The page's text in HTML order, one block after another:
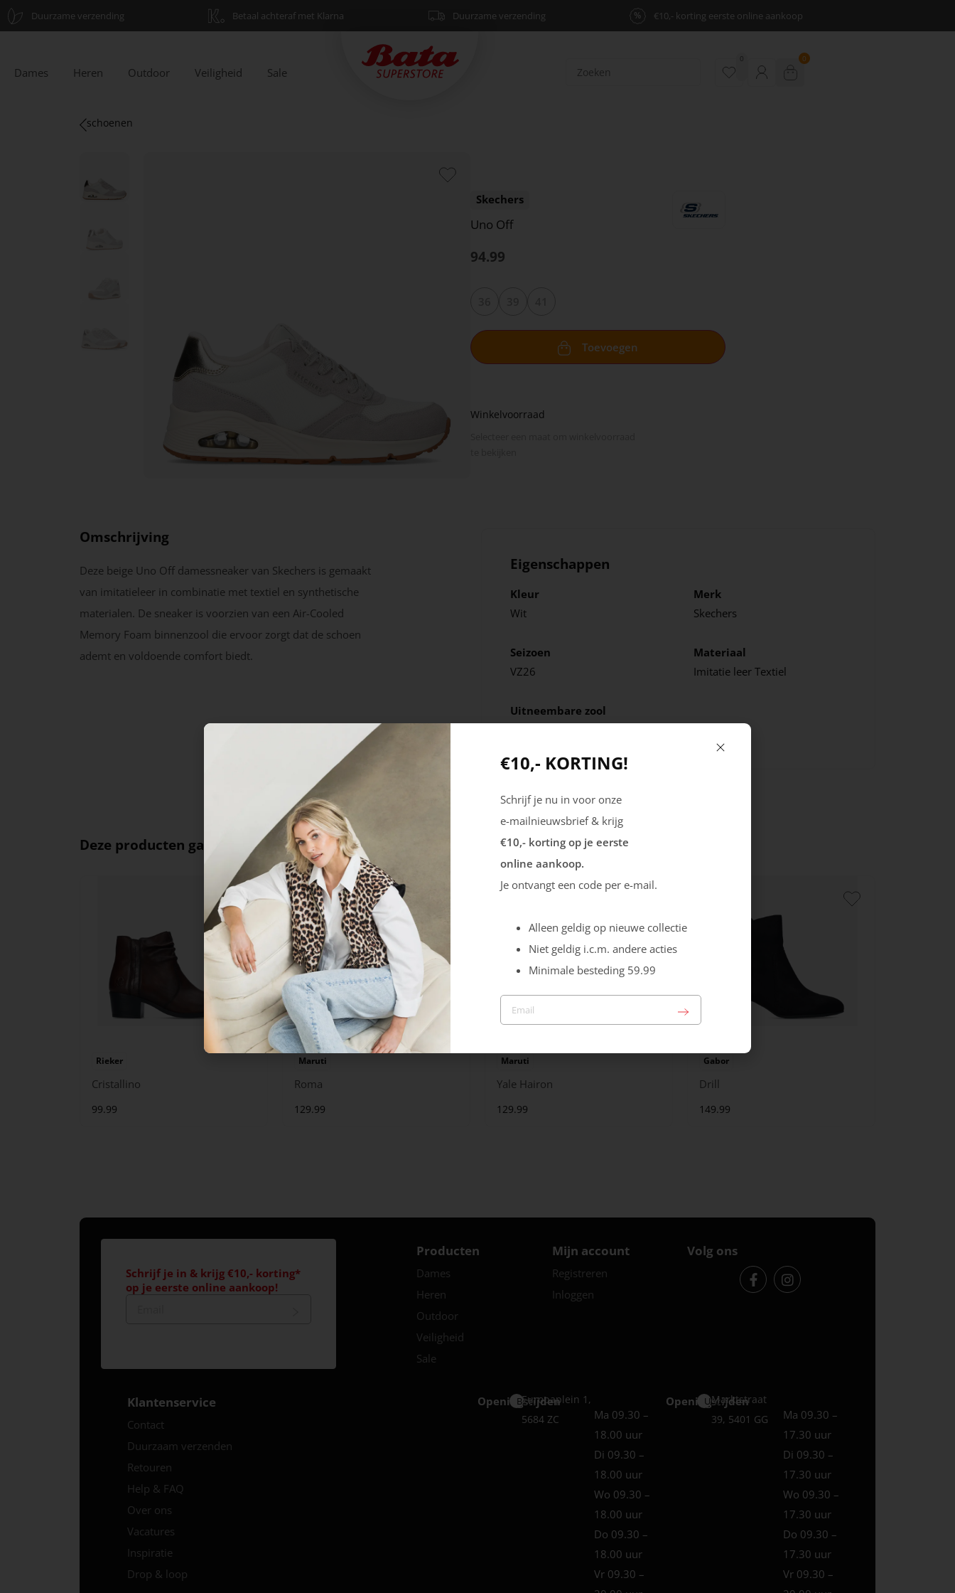
Duurzame verzending Betaal achteraf met Klarna Duurzame verzending % €10,- korting eerste online aankoop
Dames Heren Outdoor Veiligheid Sale
0 0
schoenen
Skechers
Uno Off
94.99
Toevoegen
Winkelvoorraad
Omschrijving
Deze beige Uno Off damessneaker van Skechers is gemaakt
van imitatieleer in combinatie met textiel en synthetische
materialen. De sneaker is voorzien van een Air-Cooled
Memory Foam binnenzool die ervoor zorgt dat de schoen
ademt en voldoende comfort biedt.
Eigenschappen
Kleur
Wit
Merk
Skechers
Seizoen
VZ26
Materiaal
Imitatie leer Textiel
Uitneembare zool
Deze producten ga je leuk vinden
Rieker
Cristallino
99.99
Maruti
Roma
129.99
Maruti
Yale Hairon
129.99
Gabor
Drill
149.99
Schrijf je in & krijg €10,- korting*
op je eerste online aankoop!
Producten
Dames
Heren
Outdoor
Veiligheid
Sale
Mijn account
Registreren
Inloggen
Volg ons
Klantenservice
Contact
Duurzaam verzenden
Retouren
Help & FAQ
Over ons
Vacatures
Inspiratie
Drop & loop
Openingstijden
Best
Europaplein 1,
5684 ZC
Ma 09.30 –
18.00 uur
Di 09.30 –
18.00 uur
Wo 09.30 –
18.00 uur
Do 09.30 –
18.00 uur
Vr 09.30 –
Openingstijden
Uden
Marktstraat
39, 5401 GG
Ma 09.30 –
17.30 uur
Di 09.30 –
17.30 uur
Wo 09.30 –
17.30 uur
Do 09.30 –
17.30 uur
Vr 09.30 –
€10,- KORTING!
Schrijf je nu in voor onze
e-mailnieuwsbrief & krijg
€10,- korting op je eerste
online aankoop.
Je ontvangt een code per e-mail.
Alleen geldig op nieuwe collectie
Niet geldig i.c.m. andere acties
Minimale besteding 59.99